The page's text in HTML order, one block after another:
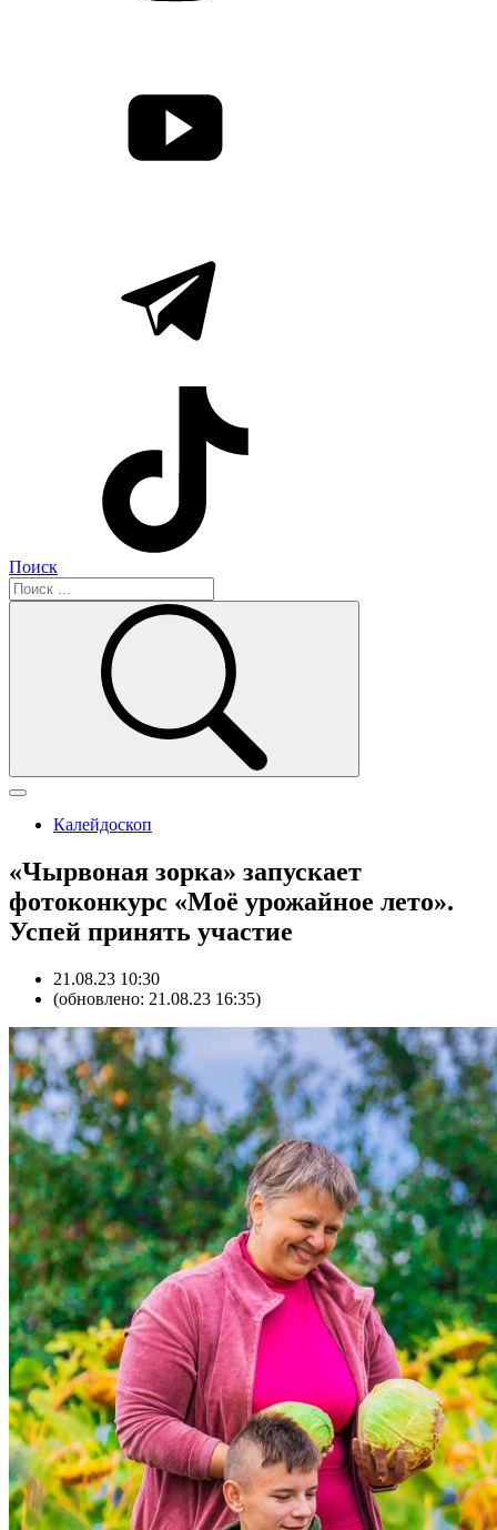
Поиск
Калейдоскоп
«Чырвоная зорка» запускает
фотоконкурс «Моё урожайное лето».
Успей принять участие
21.08.23 10:30
(обновлено: 21.08.23 16:35)